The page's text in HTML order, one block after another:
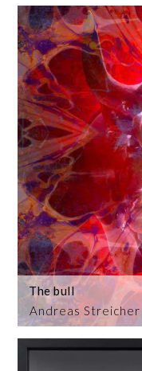
Andreas Streicher
The bull